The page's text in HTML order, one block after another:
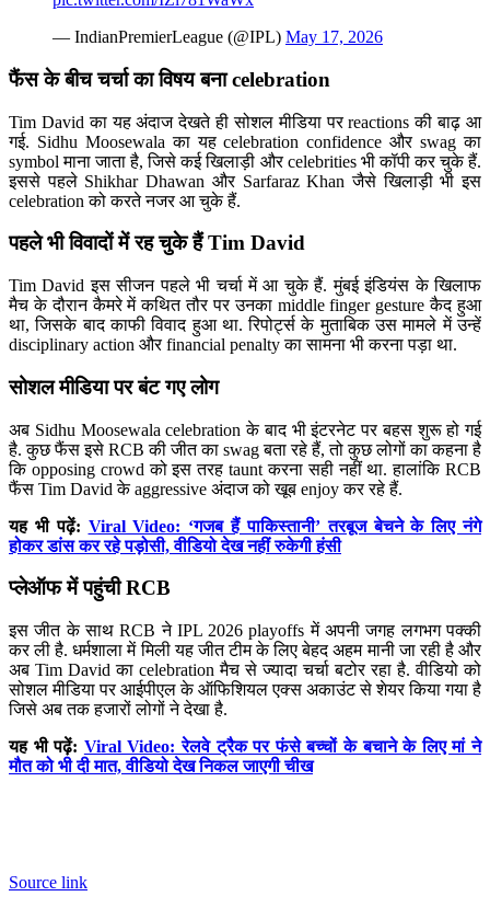
— IndianPremierLeague (@IPL) May 17, 2026
फैंस के बीच चर्चा का विषय बना celebration
Tim David का यह अंदाज देखते ही सोशल मीडिया पर reactions की बाढ़ आ
गई. Sidhu Moosewala का यह celebration confidence और swag का
symbol माना जाता है, जिसे कई खिलाड़ी और celebrities भी कॉपी कर चुके हैं.
इससे पहले Shikhar Dhawan और Sarfaraz Khan जैसे खिलाड़ी भी इस
celebration को करते नजर आ चुके हैं.
पहले भी विवादों में रह चुके हैं Tim David
Tim David इस सीजन पहले भी चर्चा में आ चुके हैं. मुंबई इंडियंस के खिलाफ
मैच के दौरान कैमरे में कथित तौर पर उनका middle finger gesture कैद हुआ
था, जिसके बाद काफी विवाद हुआ था. रिपोर्ट्स के मुताबिक उस मामले में उन्हें
disciplinary action और financial penalty का सामना भी करना पड़ा था.
सोशल मीडिया पर बंट गए लोग
अब Sidhu Moosewala celebration के बाद भी इंटरनेट पर बहस शुरू हो गई
है. कुछ फैंस इसे RCB की जीत का swag बता रहे हैं, तो कुछ लोगों का कहना है
कि opposing crowd को इस तरह taunt करना सही नहीं था. हालांकि RCB
फैंस Tim David के aggressive अंदाज को खूब enjoy कर रहे हैं.
यह भी पढ़ें: Viral Video: ‘गजब हैं पाकिस्तानी’ तरबूज बेचने के लिए नंगे
होकर डांस कर रहे पड़ोसी, वीडियो देख नहीं रुकेगी हंसी
प्लेऑफ में पहुंची RCB
इस जीत के साथ RCB ने IPL 2026 playoffs में अपनी जगह लगभग पक्की
कर ली है. धर्मशाला में मिली यह जीत टीम के लिए बेहद अहम मानी जा रही है और
अब Tim David का celebration मैच से ज्यादा चर्चा बटोर रहा है. वीडियो को
सोशल मीडिया पर आईपीएल के ऑफिशियल एक्स अकाउंट से शेयर किया गया है
जिसे अब तक हजारों लोगों ने देखा है.
यह भी पढ़ें: Viral Video: रेलवे ट्रैक पर फंसे बच्चों के बचाने के लिए मां ने
मौत को भी दी मात, वीडियो देख निकल जाएगी चीख
Source link